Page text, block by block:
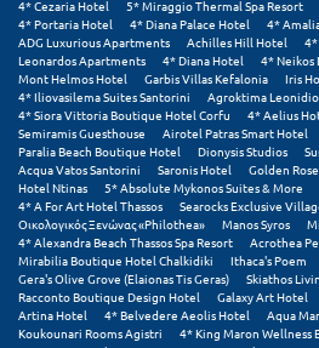
Νέα Μάκρη
Νέα Στύρα Εύβοιας
Νέοι Πόροι Πιερίας
Ξ
Ξυλόκαστρο
Ο
Ορεινή Αρκαδία
4* Cezaria Hotel
5* Miraggio Thermal Spa Resort
4* Portaria Hotel
4* Diana Palace Hotel 4*
ADG Luxurious Apartments
Achilles Hill Hotel
4*
Leonardos Apartments
4* Diana Hotel
4* Neikos
Mont Helmos Hotel
Garbis Villas Kefalonia
Iris
4* Iliovasilema Suites Santorini
Agroktima Leonidio
4* Siora Vittoria Boutique Hotel Corfu
4* Aelius
Semiramis Guesthouse
Airotel Patras Smart Hotel
Paralia Beach Boutique Hotel
Dionysis Studios
Acqua Vatos Santorini
Saronis Hotel Golden
Hotel Ntinas
5* Absolute Mykonos Suites & More
4* A For Art Hotel Thassos
Searocks Exclusive
Οικολογικός Ξενώνας «Philothea»
Manos Syros
4* Alexandra Beach Thassos Spa Resort
Acrothea
Mirabilia Boutique Hotel Chalkidiki
Ithaca's Poem
Gera's Olive Grove (Elaionas Tis Geras)
Skiathos
Racconto Boutique Design Hotel
Galaxy Art Hotel
Artina Hotel
4* Belvedere Aeolis Hotel Aqua
Koukounari Rooms Agistri
4* King Maron Wellness